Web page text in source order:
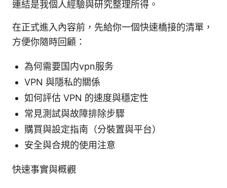
連結是我個人經驗與研究整理所得。
在正式進入內容前，先給你一個快速橋接的清單，
方便你隨時回顧：
為何需要国内vpn服务
VPN 與隱私的關係
如何評估 VPN 的速度與穩定性
常見測試與故障排除步驟
購買與設定指南（分裝置與平台）
安全與合規的使用注意
快速事實與概觀